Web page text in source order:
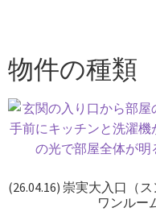
物件の種類
(26.04.16) 崇実大入口（
ワンルー